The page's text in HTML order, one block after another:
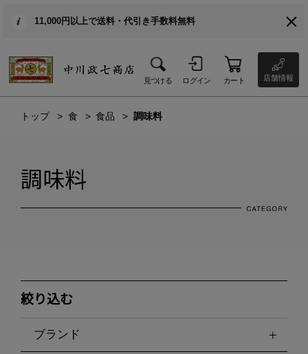
11,000円以上で送料・代引き手数料無料
見つける ログイン カート 店舗情報
トップ 食 食品 調味料
調味料
絞り込む
ブランド